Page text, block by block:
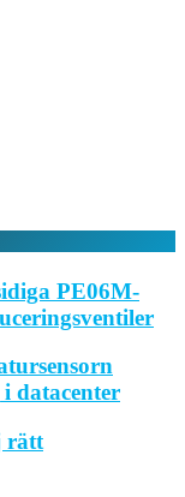
PE06M-
datacenter
rätt